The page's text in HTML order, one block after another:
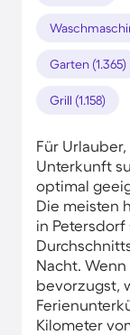
Garten (1.365)
Grill (1.158)
Für
Unterkunft
optimal
Die meisten
in
Nacht.
bevorzugst,
Kilometer